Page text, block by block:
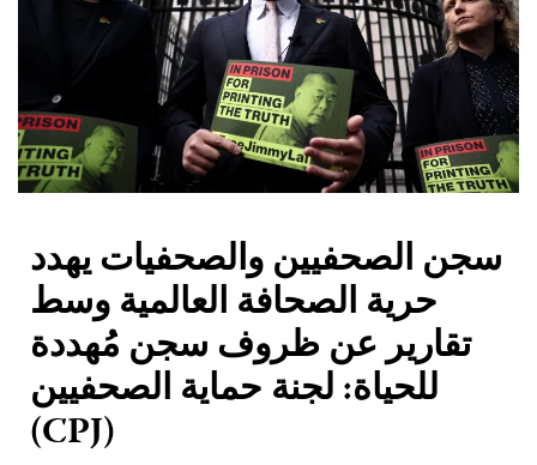
سجن الصحفيين والصحفيات يهدد
حرية الصحافة العالمية وسط
تقارير عن ظروف سجن مُهددة
للحياة: لجنة حماية الصحفيين
(CPJ)